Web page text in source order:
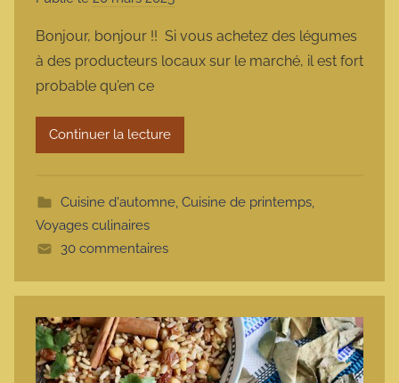
r
m
r
t
Bonjour, bonjour !! Si vous achetez des légumes
à des producteurs locaux sur le marché, il est fort
probable qu’en ce
Continuer la lecture
Cuisine d'automne, Cuisine de printemps,
Voyages culinaires
30 commentaires